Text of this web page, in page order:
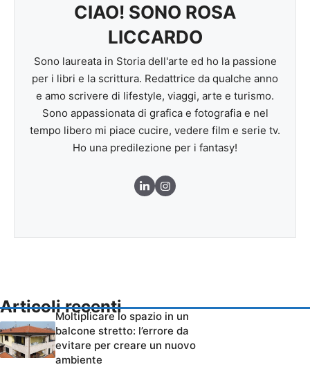
CIAO! SONO ROSA
LICCARDO
Sono laureata in Storia dell'arte ed ho la passione
per i libri e la scrittura. Redattrice da qualche anno
e amo scrivere di lifestyle, viaggi, arte e turismo.
Sono appassionata di grafica e fotografia e nel
tempo libero mi piace cucire, vedere film e serie tv.
Ho una predilezione per i fantasy!
Articoli recenti
Moltiplicare lo spazio in un
balcone stretto: l’errore da
evitare per creare un nuovo
ambiente